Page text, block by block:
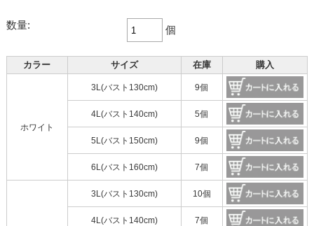
数量: 個
カラー サイズ 在庫 購入
ホワイト
3L(バスト130cm) 9個
4L(バスト140cm) 5個
5L(バスト150cm) 9個
6L(バスト160cm) 7個
3L(バスト130cm) 10個
4L(バスト140cm) 7個